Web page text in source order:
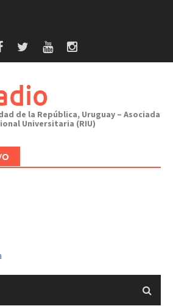
de la República, Uruguay – Asociada
Universitaria (RIU)